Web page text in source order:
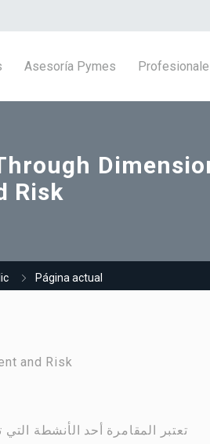
Asesoría Pymes
Risk
Página actual
and Risk
تعتبر المقامرة أحد الأنشطة